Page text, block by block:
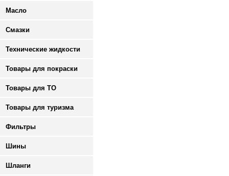
Масло
Смазки
Технические жидкости
Товары для покраски
Товары для ТО
Товары для туризма
Фильтры
Шины
Шланги